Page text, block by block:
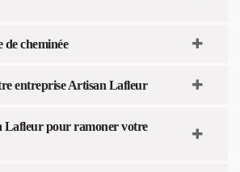
cheminée
entreprise Artisan Lafleur
Lafleur pour ramoner votre